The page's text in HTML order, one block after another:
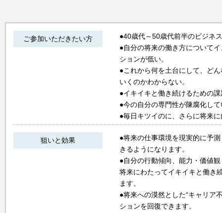
ご参加いただきたい方
●40歳代～50歳代前半のビジネ
●自分の将来の働き方について
ションが低い。
●これから何を土台にして、ど
いくのかわからない。
●イキイキと働き続けるための
●今の自分の専門性が陳腐化し
●毎日キツイのに、さらに将来
狙いと効果
●将来の仕事環境を現実的に予
きるようになります。
●自分の行動傾向、能力・価値
将来にわたってイキイキと働き
ます。
●将来への漠然とした“キャリア
ションを回復できます。